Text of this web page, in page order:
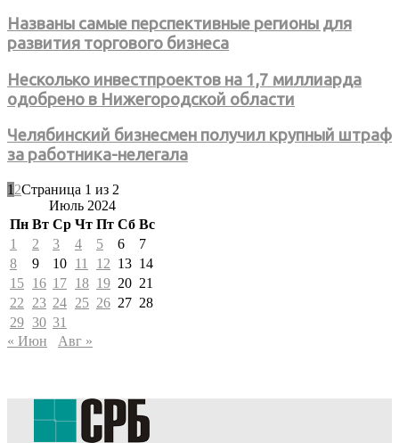
Названы самые перспективные регионы для
развития торгового бизнеса
Несколько инвестпроектов на 1,7 миллиарда
одобрено в Нижегородской области
Челябинский бизнесмен получил крупный штраф
за работника-нелегала
1 2Страница 1 из 2
Июль 2024
Пн Вт Ср Чт Пт Сб Вс
1
2 3 4 5 6
7
8
9 10 11 12 13 14
15 16 17 18 19 20 21
22
23 24 25 26 27 28
29 30 31
« Июн
Авг »